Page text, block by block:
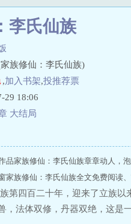
李氏仙族
族修仙：李氏仙族)
,加入书架,投推荐票
29 18:06
大结局
品家族修仙：李氏仙族章章动人，
族修仙：李氏仙族全文免费阅读、
第四百二十年，迎来了立族以
法体双修，丹器双绝，这是